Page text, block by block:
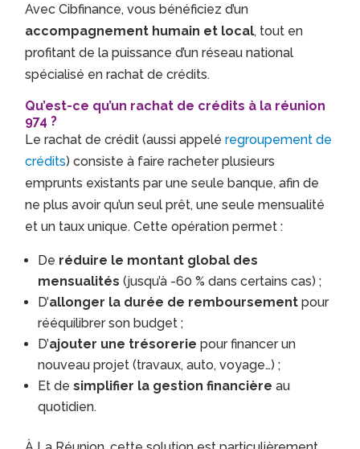
Avec Cibfinance, vous bénéficiez d’un
accompagnement humain et local, tout en
profitant de la puissance d’un réseau national
spécialisé en rachat de crédits.
Qu’est-ce qu’un rachat de crédits à la réunion
974 ?
Le rachat de crédit (aussi appeléregroupement de
crédits) consiste à faire racheter plusieurs
emprunts existants par une seule banque, afin de
ne plus avoir qu’un seul prêt, une seule mensualité
et un taux unique. Cette opération permet :
De réduire le montant global des
mensualités (jusqu’à -60 % dans certains cas) ;
D’allonger la durée de remboursement pour
rééquilibrer son budget ;
D’ajouter une trésorerie pour financer un
nouveau projet (travaux, auto, voyage…) ;
Et desimplifier la gestion financière au
quotidien.